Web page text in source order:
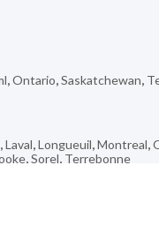
,Ontario,Saskatchewan,
,Laval,Longueuil,Montreal,
,Sorel, Terrebonne